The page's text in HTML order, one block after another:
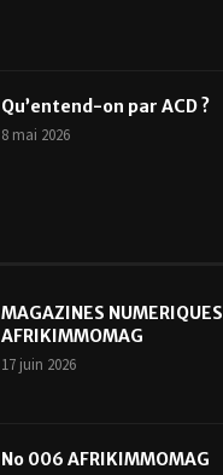
Qu’entend-on par ACD ?
8 mai 2026
MAGAZINES NUMERIQUES
AFRIKIMMOMAG
17 juin 2026
No 006 AFRIKIMMOMAG